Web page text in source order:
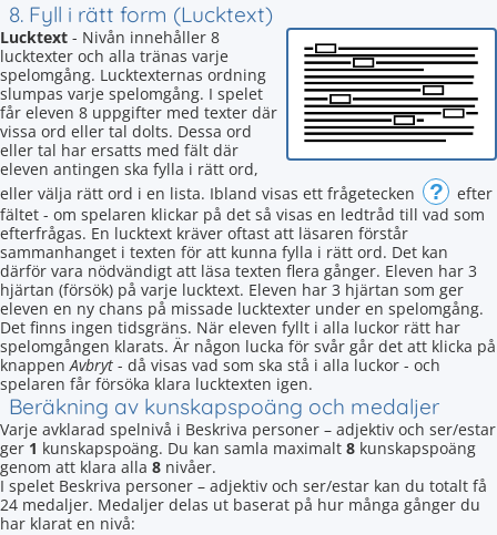
8. Fyll i rätt form (Lucktext)
Lucktext - Nivån innehåller 8
lucktexter och alla tränas varje
spelomgång. Lucktexternas ordning
slumpas varje spelomgång. I spelet
får eleven 8 uppgifter med texter där
vissa ord eller tal dolts. Dessa ord
eller tal har ersatts med fält där
eleven antingen ska fylla i rätt ord,
eller välja rätt ord i en lista. Ibland visas ett frågetecken
?
efter
fältet - om spelaren klickar på det så visas en ledtråd till vad som
efterfrågas. En lucktext kräver oftast att läsaren förstår
sammanhanget i texten för att kunna fylla i rätt ord. Det kan
därför vara nödvändigt att läsa texten flera gånger. Eleven har 3
hjärtan (försök) på varje lucktext. Eleven har 3 hjärtan som ger
eleven en ny chans på missade lucktexter under en spelomgång.
Det finns ingen tidsgräns. När eleven fyllt i alla luckor rätt har
spelomgången klarats. Är någon lucka för svår går det att klicka på
knappenAvbryt - då visas vad som ska stå i alla luckor - och
spelaren får försöka klara lucktexten igen.
Beräkning av kunskapspoäng och medaljer
Varje avklarad spelnivå i Beskriva personer – adjektiv och ser/estar
ger 1 kunskapspoäng. Du kan samla maximalt 8 kunskapspoäng
genom att klara alla 8 nivåer.
I spelet Beskriva personer – adjektiv och ser/estar kan du totalt få
24 medaljer. Medaljer delas ut baserat på hur många gånger du
har klarat en nivå: